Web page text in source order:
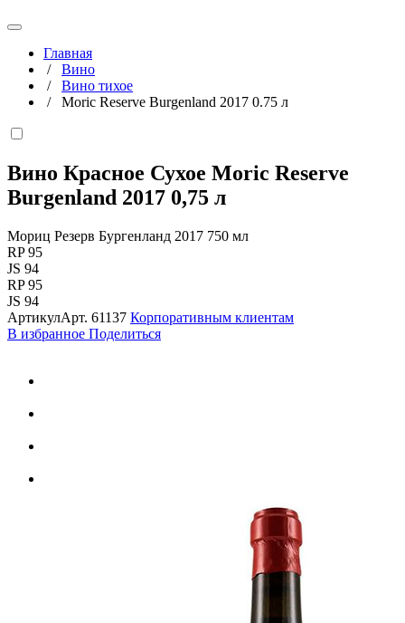
Главная
/ Вино
/ Вино тихое
/ Moric Reserve Burgenland 2017 0.75 л
Вино Красное Сухое Moric Reserve
Burgenland 2017 0,75 л
Мориц Резерв Бургенланд 2017 750 мл
RP 95
JS 94
RP 95
JS 94
АртикулАрт. 61137 Корпоративным клиентам
В избранное Поделиться